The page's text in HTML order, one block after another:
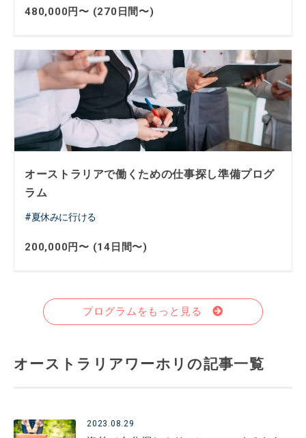
480,000円〜 (270日間〜)
オーストラリアで働くための仕事探し準備プログ
ラム
夏休みに行ける
200,000円〜 (14日間〜)
プログラムをもっと見る
オーストラリアワーホリの記事一覧
2023.08.29